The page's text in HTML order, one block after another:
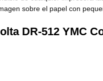
sobre el papel con
DR-512 YMC